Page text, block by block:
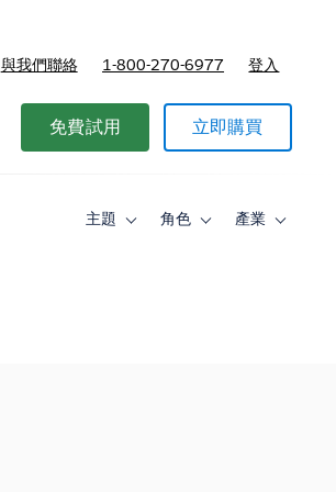
與我們聯絡 1-800-270-6977 登入
免費試用 立即購買
主題
Toggle角色
Toggle產業
Toggle